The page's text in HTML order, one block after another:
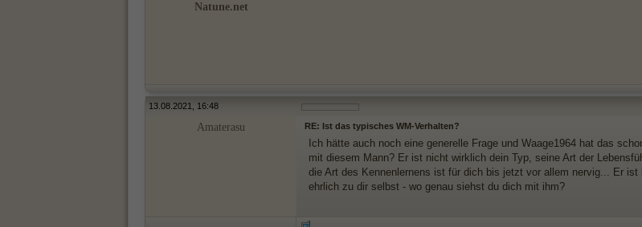
Natune.net
13.08.2021, 16:48
Amaterasu RE: Ist das typisches WM-Verhalten?
Ich hätte auch noch eine generelle Frage und Waage1964 hat das
mit diesem Mann? Er ist nicht wirklich dein Typ, seine Art der
die Art des Kennenlernens ist für dich bis jetzt vor allem nervig... Er
ehrlich zu dir selbst - wo genau siehst du dich mit ihm?